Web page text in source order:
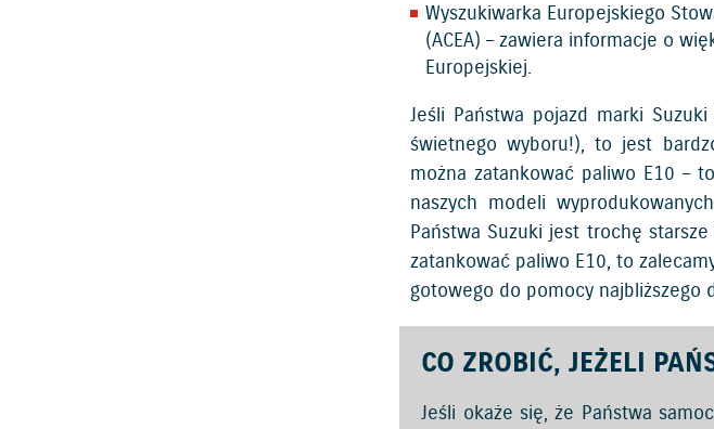
Wyszukiwarka Europejskiego
(ACEA) – zawiera informacje o
Europejskiej.
Jeśli Państwa pojazd marki
świetnego wyboru!), to jest
można zatankować paliwo E10 –
naszych modeli
Państwa Suzuki jest trochę
zatankować paliwo E10, to
gotowego do pomocy najbliższego
CO ZROBIĆ, JEŻELI
Jeśli okaże się, że Państwa